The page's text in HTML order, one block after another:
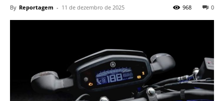
By Reportagem - 11 de dezembro de 2025 0
968